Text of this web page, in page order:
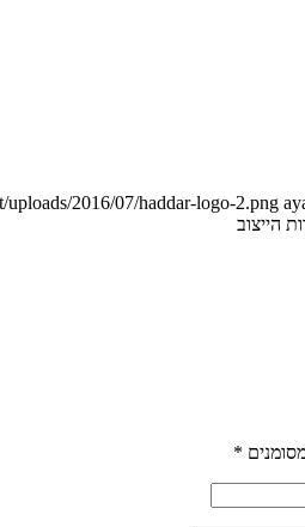
2016/07/haddar-logo-2.png
הייצוב
*